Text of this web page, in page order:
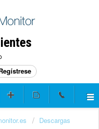
Descargas